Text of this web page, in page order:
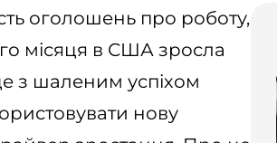
оголошень про роботу,
місяця в США зросла
з шаленим успіхом
нову